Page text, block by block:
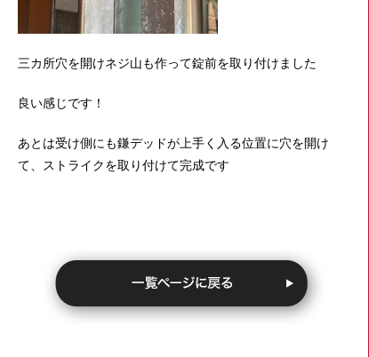
三カ所穴を開けネジ山も作って錠前を取り付けました
良い感じです！
あとは受け側にも鎌デッドが上手く入る位置に穴を開け
て、ストライクを取り付けて完成です